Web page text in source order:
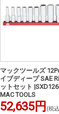
マックツールズ
イブディープ SAE
ットセット
MAC TOOLS
52,635円 (税